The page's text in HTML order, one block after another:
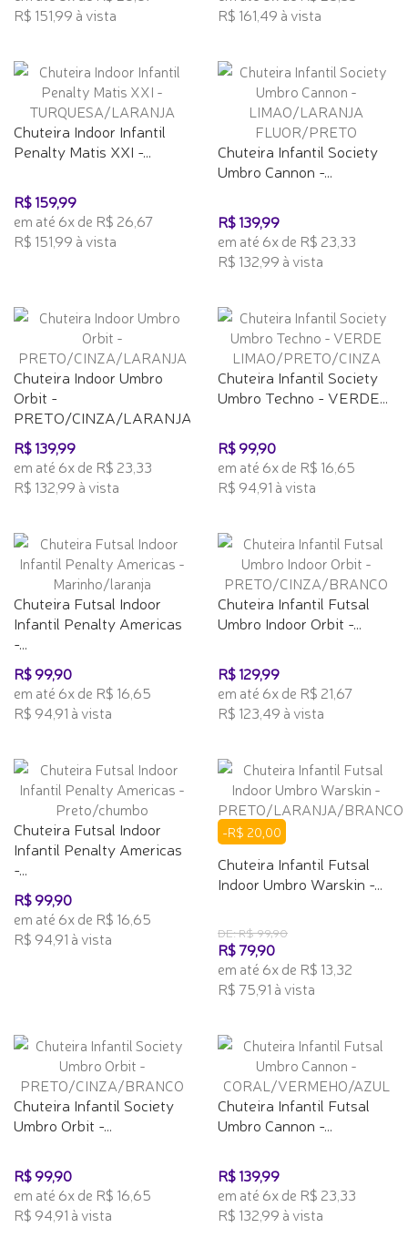
R$ 151,99 à vista
R$ 161,49 à vista
Chuteira Indoor Infantil
Penalty Matis XXI -...
R$ 159,99
em até 6x de R$ 26,67
R$ 151,99 à vista
Chuteira Infantil Society
Umbro Cannon -...
R$ 139,99
em até 6x de R$ 23,33
R$ 132,99 à vista
Chuteira Indoor Umbro
Orbit -
PRETO/CINZA/LARANJA
R$ 139,99
em até 6x de R$ 23,33
R$ 132,99 à vista
Chuteira Infantil Society
Umbro Techno - VERDE...
R$ 99,90
em até 6x de R$ 16,65
R$ 94,91 à vista
Chuteira Futsal Indoor
Infantil Penalty Americas
-...
R$ 99,90
em até 6x de R$ 16,65
R$ 94,91 à vista
Chuteira Infantil Futsal
Umbro Indoor Orbit -...
R$ 129,99
em até 6x de R$ 21,67
R$ 123,49 à vista
Chuteira Futsal Indoor
Infantil Penalty Americas
-...
R$ 99,90
em até 6x de R$ 16,65
R$ 94,91 à vista
-R$ 20,00
Chuteira Infantil Futsal
Indoor Umbro Warskin -...
DE: R$ 99,90
R$ 79,90
em até 6x de R$ 13,32
R$ 75,91 à vista
Chuteira Infantil Society
Umbro Orbit -...
R$ 99,90
em até 6x de R$ 16,65
R$ 94,91 à vista
Chuteira Infantil Futsal
Umbro Cannon -...
R$ 139,99
em até 6x de R$ 23,33
R$ 132,99 à vista